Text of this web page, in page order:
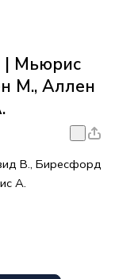
| Мьюрис
М., Аллен
В., Биресфорд
А.